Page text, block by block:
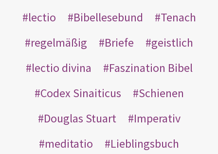
lectio
Bibellesebund
Tenach
regelmäßig
Briefe
geistlich
lectio divina
Faszination Bibel
Codex Sinaiticus
Schienen
Douglas Stuart
Imperativ
meditatio
Lieblingsbuch